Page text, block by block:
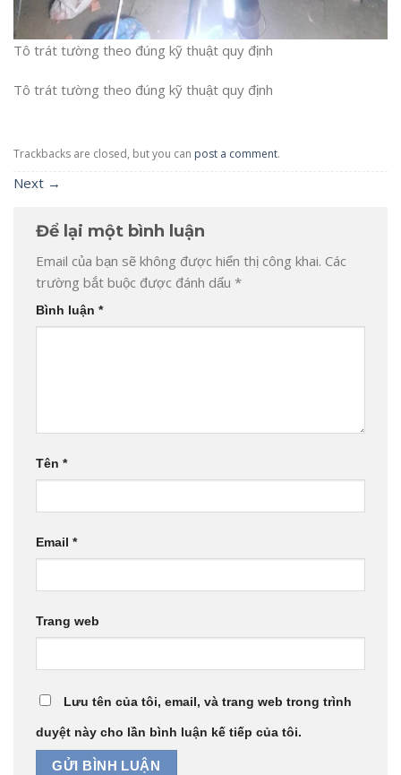
Tô trát tường theo đúng kỹ thuật quy định
Tô trát tường theo đúng kỹ thuật quy định
Trackbacks are closed, but you can post a comment.
Next →
Để lại một bình luận
Email của bạn sẽ không được hiển thị công khai. Các
trường bắt buộc được đánh dấu *
Bình luận *
Tên *
Email *
Trang web
Lưu tên của tôi, email, và trang web trong trình
duyệt này cho lần bình luận kế tiếp của tôi.